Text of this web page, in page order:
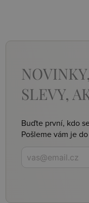
NOVINKY,
SLEVY,
Buďte první, kdo
Pošleme vám je